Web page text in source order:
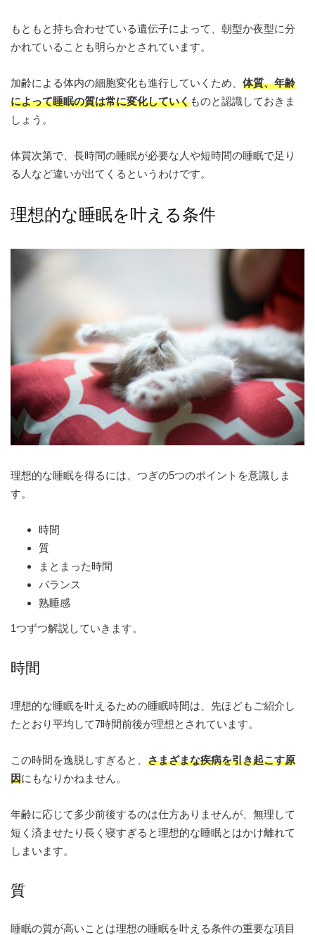
もともと持ち合わせている遺伝子によって、朝型か夜型に分
かれていることも明らかとされています。
加齢による体内の細胞変化も進行していくため、 体質、年齢
によって睡眠の質は常に変化していくものと認識しておきま
しょう。
体質次第で、長時間の睡眠が必要な人や短時間の睡眠で足り
る人など違いが出てくるというわけです。
理想的な睡眠を叶える条件
理想的な睡眠を得るには、つぎの5つのポイントを意識しま
す。
時間
質
まとまった時間
バランス
熟睡感
1つずつ解説していきます。
時間
理想的な睡眠を叶えるための睡眠時間は、先ほどもご紹介し
たとおり平均して7時間前後が理想とされています。
この時間を逸脱しすぎると、 さまざまな疾病を引き起こす原
因にもなりかねません。
年齢に応じて多少前後するのは仕方ありませんが、無理して
短く済ませたり長く寝すぎると理想的な睡眠とはかけ離れて
しまいます。
質
睡眠の質が高いことは理想の睡眠を叶える条件の重要な項目